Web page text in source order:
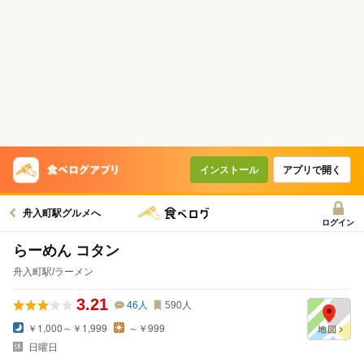
インストール アプリで開く
舟入町駅グルメへ
ログイン
らーめん コタン
舟入町駅/ラーメン
3.21 46 人 590人
￥1,000～￥1,999
～￥999
日曜日